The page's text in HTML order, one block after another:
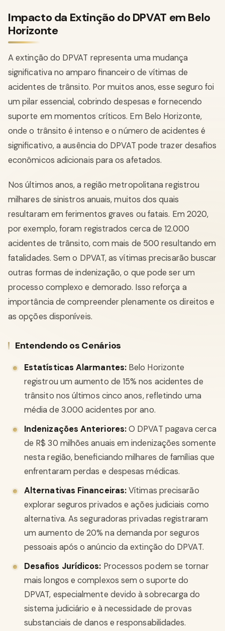
Impacto da Extinção do DPVAT em Belo
Horizonte
A extinção do DPVAT representa uma mudança
significativa no amparo financeiro de vítimas de
acidentes de trânsito. Por muitos anos, esse seguro foi
um pilar essencial, cobrindo despesas e fornecendo
suporte em momentos críticos. Em Belo Horizonte,
onde o trânsito é intenso e o número de acidentes é
significativo, a ausência do DPVAT pode trazer desafios
econômicos adicionais para os afetados.
Nos últimos anos, a região metropolitana registrou
milhares de sinistros anuais, muitos dos quais
resultaram em ferimentos graves ou fatais. Em 2020,
por exemplo, foram registrados cerca de 12.000
acidentes de trânsito, com mais de 500 resultando em
fatalidades. Sem o DPVAT, as vítimas precisarão buscar
outras formas de indenização, o que pode ser um
processo complexo e demorado. Isso reforça a
importância de compreender plenamente os direitos e
as opções disponíveis.
Entendendo os Cenários
Estatísticas Alarmantes:Belo Horizonte
registrou um aumento de 15% nos acidentes de
trânsito nos últimos cinco anos, refletindo uma
média de 3.000 acidentes por ano.
Indenizações Anteriores:O DPVAT pagava cerca
de R$ 30 milhões anuais em indenizações somente
nesta região, beneficiando milhares de famílias que
enfrentaram perdas e despesas médicas.
Alternativas Financeiras:Vítimas precisarão
explorar seguros privados e ações judiciais como
alternativa. As seguradoras privadas registraram
um aumento de 20% na demanda por seguros
pessoais após o anúncio da extinção do DPVAT.
Desafios Jurídicos: Processos podem se tornar
mais longos e complexos sem o suporte do
DPVAT, especialmente devido à sobrecarga do
sistema judiciário e à necessidade de provas
substanciais de danos e responsabilidades.